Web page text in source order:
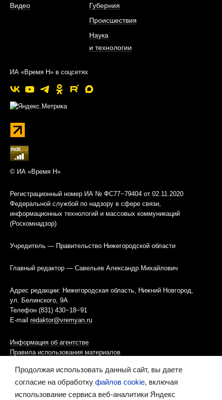
Видео
Губерния
Происшествия
Наука
и технологии
ИА «Время Н» в соцсетях
© ИА «Время Н»
Регистрационный номер ИА № ФС77−79404 от 02.11.2020
Федеральной службой по надзору в сфере связи,
информационных технологий и массовых коммуникаций
(Роскомнадзор)
Учредитель — Правительство Нижегородской области
Главный редактор — Савельев Александр Михайлович
Адрес редакции: Нижегородская область, Нижний Новгород,
ул. Белинского, 9А
Телефон (831) 430−18−91
E-mail redaktor@vremyan.ru
Информация об агентстве
Правила использования материалов
Информационная политика использования «cookies»-файлов
Ресурс содержит материалы 16+
Продолжая использовать данный сайт, вы даете
согласие на обработку файлов cookie, включая
использование сервиса веб-аналитики Яндекс